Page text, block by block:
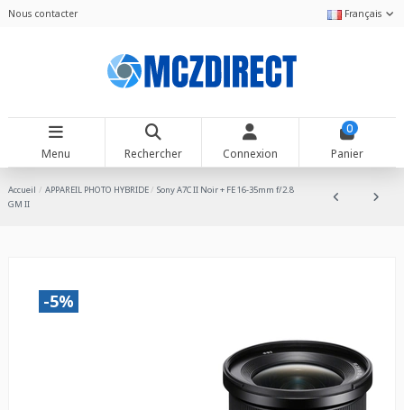
Nous contacter Français
Menu Rechercher Connexion
0
Panier
Accueil APPAREIL PHOTO HYBRIDE
Sony A7C II Noir + FE 16-35mm f/2.8
GM II
-5%